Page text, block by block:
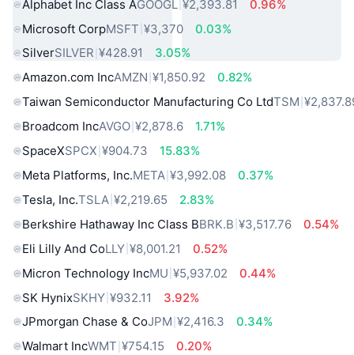
Alphabet Inc Class AGOOGL ¥2,393.81
0.96%
Microsoft CorpMSFT ¥3,370
0.03%
SilverSILVER ¥428.91
3.05%
Amazon.com IncAMZN ¥1,850.92
0.82%
Taiwan Semiconductor Manufacturing Co LtdTSM
Broadcom IncAVGO ¥2,878.6
1.71%
SpaceXSPCX ¥904.73
15.83%
Meta Platforms, Inc.META ¥3,992.08
0.37%
Tesla, Inc.TSLA ¥2,219.65
2.83%
Berkshire Hathaway Inc Class BBRK.B ¥3,517.76
0.54%
Eli Lilly And CoLLY ¥8,001.21
0.52%
Micron Technology IncMU ¥5,937.02
0.44%
SK HynixSKHY ¥932.11
3.92%
JPmorgan Chase & CoJPM ¥2,416.3
0.34%
Walmart IncWMT ¥754.15 0.20%